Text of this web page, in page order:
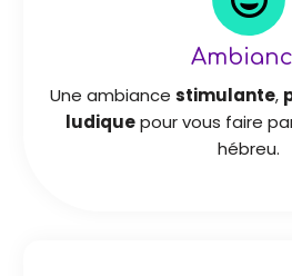
Une ambiance stimulante,
ludiquepour vous faire
hébreu.